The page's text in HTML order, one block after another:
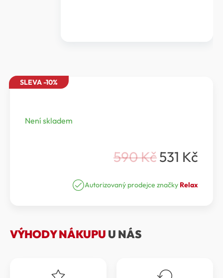
SLEVA -10%
Není skladem
590Kč
Původní
byla:
531 Kč
Aktuální
je:
Autorizovaný prodejce značky Relax
VÝHODY NÁKUPU U NÁS